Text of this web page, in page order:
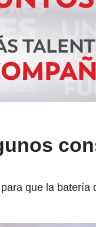
que la